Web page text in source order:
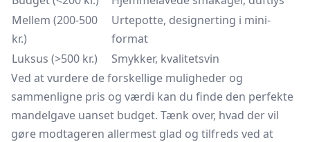
Mellem (200-500
kr.)
Urtepotte, designerting i mini-
format
Luksus (>500 kr.)
Smykker, kvalitetsvin
Ved at vurdere de forskellige muligheder og
sammenligne pris og værdi kan du finde den perfekte
mandelgave uanset budget. Tænk over, hvad der vil
gøre modtageren allermest glad og tilfreds ved at